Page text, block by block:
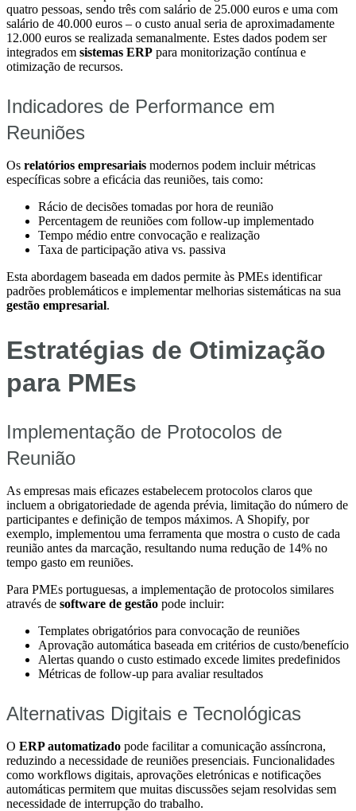
quatro pessoas, sendo três com salário de 25.000 euros e uma com
salário de 40.000 euros – o custo anual seria de aproximadamente
12.000 euros se realizada semanalmente. Estes dados podem ser
integrados em sistemas ERP para monitorização contínua e
otimização de recursos.
Indicadores de Performance em
Reuniões
Os relatórios empresariais modernos podem incluir métricas
específicas sobre a eficácia das reuniões, tais como:
Rácio de decisões tomadas por hora de reunião
Percentagem de reuniões com follow-up implementado
Tempo médio entre convocação e realização
Taxa de participação ativa vs. passiva
Esta abordagem baseada em dados permite às PMEs identificar
padrões problemáticos e implementar melhorias sistemáticas na sua
gestão empresarial.
Estratégias de Otimização
para PMEs
Implementação de Protocolos de
Reunião
As empresas mais eficazes estabelecem protocolos claros que
incluem a obrigatoriedade de agenda prévia, limitação do número de
participantes e definição de tempos máximos. A Shopify, por
exemplo, implementou uma ferramenta que mostra o custo de cada
reunião antes da marcação, resultando numa redução de 14% no
tempo gasto em reuniões.
Para PMEs portuguesas, a implementação de protocolos similares
através de software de gestão pode incluir:
Templates obrigatórios para convocação de reuniões
Aprovação automática baseada em critérios de custo/benefício
Alertas quando o custo estimado excede limites predefinidos
Métricas de follow-up para avaliar resultados
Alternativas Digitais e Tecnológicas
O ERP automatizado pode facilitar a comunicação assíncrona,
reduzindo a necessidade de reuniões presenciais. Funcionalidades
como workflows digitais, aprovações eletrónicas e notificações
automáticas permitem que muitas discussões sejam resolvidas sem
necessidade de interrupção do trabalho.